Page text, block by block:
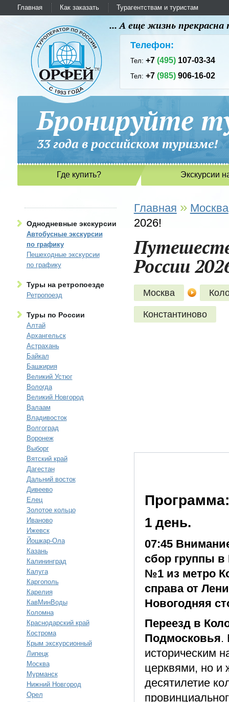
Главная Как заказать Турагентствам и туристам
... А еще жизнь
Телефон:
Тел:+7(495) 107-03-34
Тел:+7(985) 906-16-02
Бронируйте
33 года в российском
Где купить? Экскурсии
Однодневные экскурсии
Автобусные экскурсии
по графику
Пешеходные экскурсии
по графику
Туры на ретропоезде
Ретропоезд
Туры по России
Алтай
Архангельск
Астрахань
Байкал
Башкирия
Великий Устюг
Вологда
Великий Новгород
Валаам
Владивосток
Волгоград
Воронеж
Выборг
Вятский край
Дагестан
Дальний восток
Дивеево
Елец
Золотое кольцо
Иваново
Ижевск
Йошкар-Ола
Казань
Калининград
Калуга
Каргополь
Карелия
КавМинВоды
Коломна
Краснодарский край
Кострома
Крым экскурсионный
Липецк
Москва
Мурманск
Нижний Новгород
Орел
Главная » Москва
2026!
России
Москва
Константиново
Программа:
1 день.
07:45
сбор группы в
№1 из метро
справа от
Новогодняя
Переезд в
Подмосковья.
историческим
церквями, но и
десятилетие